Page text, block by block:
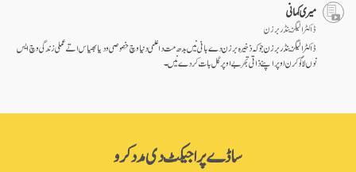
میری کہانی
ڈاکٹر الیگزینڈر برزن
ڈاکٹر الیگزینڈر برزن جو کہ ذخیرہ برزن دے بانی نیں بدھ مت دا علمی دنیا وچ خصوصی ودیا بھیاس اتے عملی زندگی وچ ایس
نوں لاگو کرن اوپر اپنے ذاتی تجربے اوپر گل بات کردے نیں۔
ساڈے پراجیکٹ دی مدد کرو